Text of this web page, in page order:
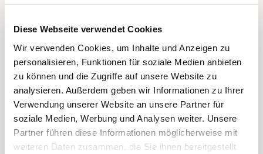
Diese Webseite verwendet Cookies
Wir verwenden Cookies, um Inhalte und Anzeigen zu
personalisieren, Funktionen für soziale Medien anbieten
zu können und die Zugriffe auf unsere Website zu
analysieren. Außerdem geben wir Informationen zu Ihrer
Verwendung unserer Website an unsere Partner für
soziale Medien, Werbung und Analysen weiter. Unsere
Partner führen diese Informationen möglicherweise mit
weiteren Daten zusammen, die Sie ihnen bereitgestellt
Leben erforscht und erprobt wird: In ein
Living Lab mit Assistenzsystemen für die
und in eine altersfreundliche Stadt mit ihren
Stolpersteinen. Und wir fragen nach den
Chancen und Herausforderungen der
jeweiligen Visionen.